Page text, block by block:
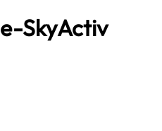
e-SkyActiv